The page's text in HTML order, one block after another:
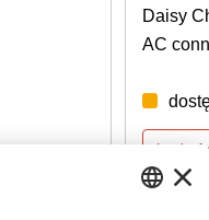
Daisy
AC
Login